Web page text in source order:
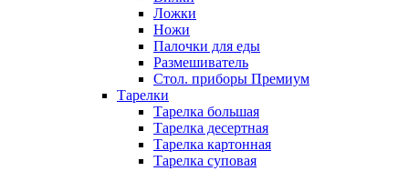
Ложки
Ножи
Палочки для еды
Размешиватель
Стол. приборы Премиум
Тарелки
Тарелка большая
Тарелка десертная
Тарелка картонная
Тарелка суповая